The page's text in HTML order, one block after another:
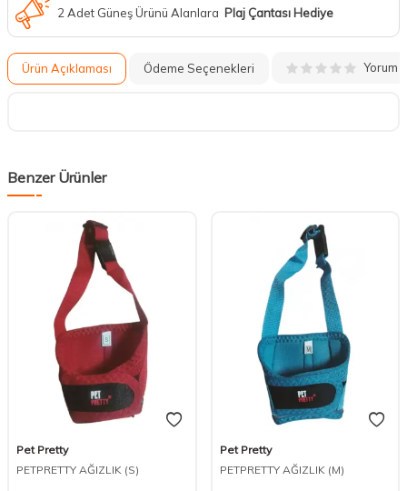
2 Adet Güneş Ürünü Alanlara Plaj Çantası Hediye
Ürün Açıklaması Ödeme Seçenekleri Yorum
Benzer Ürünler
Pet Pretty
PETPRETTY AĞIZLIK (S)
Pet Pretty
PETPRETTY AĞIZLIK (M)